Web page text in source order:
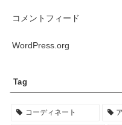
コメントフィード
WordPress.org
Tag
コーディネート